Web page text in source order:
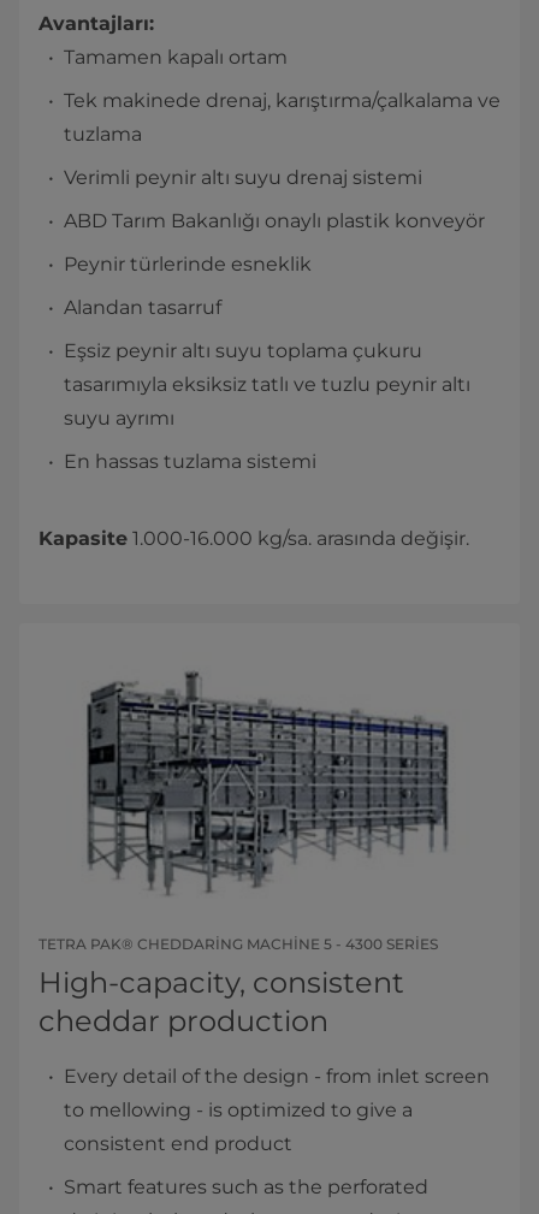
Avantajları:
Tamamen kapalı ortam
Tek makinede drenaj, karıştırma/çalkalama ve
tuzlama
Verimli peynir altı suyu drenaj sistemi
ABD Tarım Bakanlığı onaylı plastik konveyör
Peynir türlerinde esneklik
Alandan tasarruf
Eşsiz peynir altı suyu toplama çukuru
tasarımıyla eksiksiz tatlı ve tuzlu peynir altı
suyu ayrımı
En hassas tuzlama sistemi
Kapasite 1.000-16.000 kg/sa. arasında değişir.
TETRA PAK® CHEDDARING MACHINE 5 - 4300 SERIES
High-capacity, consistent
cheddar production
Every detail of the design - from inlet screen
to mellowing - is optimized to give a
consistent end product
Smart features such as the perforated